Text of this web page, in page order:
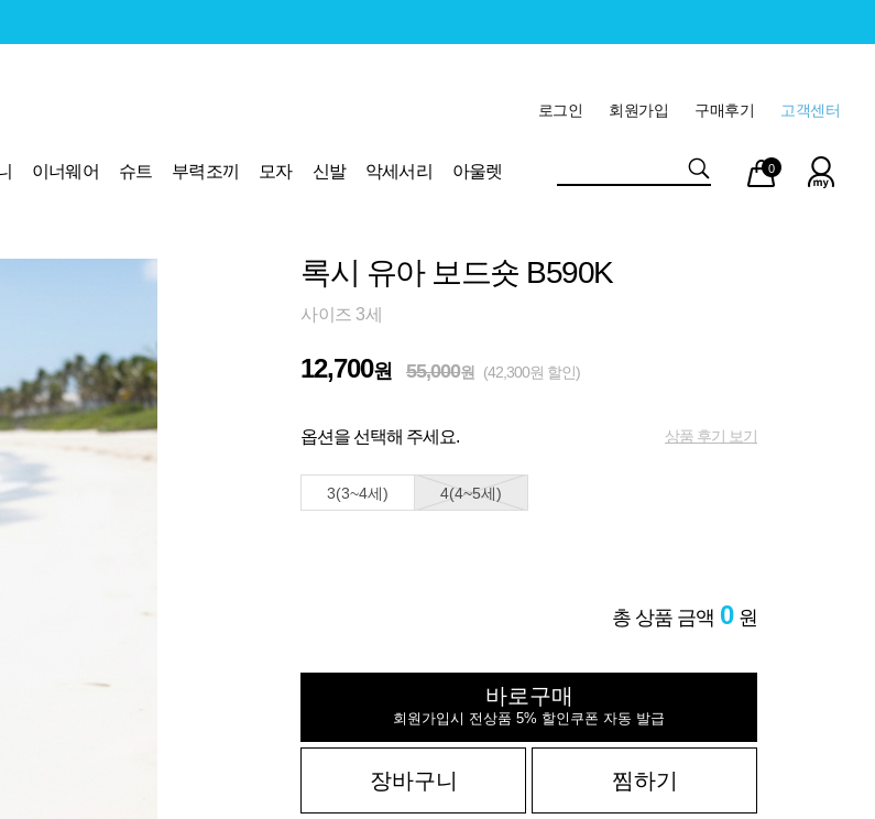
고객센터
구매후기
회원가입
로그인
이너웨어 슈트 부력조끼 모자 신발 악세서리
아울렛
마이
페이
장바
구니
0
록시 유아 보드숏 B590K
사이즈 3세
12,700원 55,000원 (42,300원 할인)
옵션을 선택해 주세요. 상품 후기 보기
3(3~4세) 4(4~5세)
총 상품 금액 0 원
바로구매
회원가입시 전상품 5% 할인쿠폰 자동 발급
장바구니 찜하기